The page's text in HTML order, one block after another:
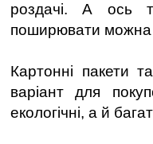
роздачі. А ось
поширювати можна
Картонні пакети
варіант для
екологічні, а й